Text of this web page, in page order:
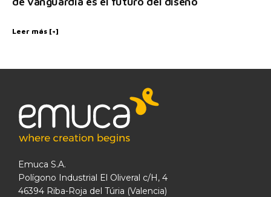
Leer más [+]
Emuca S.A.
Polígono Industrial El Oliveral c/H, 4
46394 Riba-Roja del Túria (Valencia)